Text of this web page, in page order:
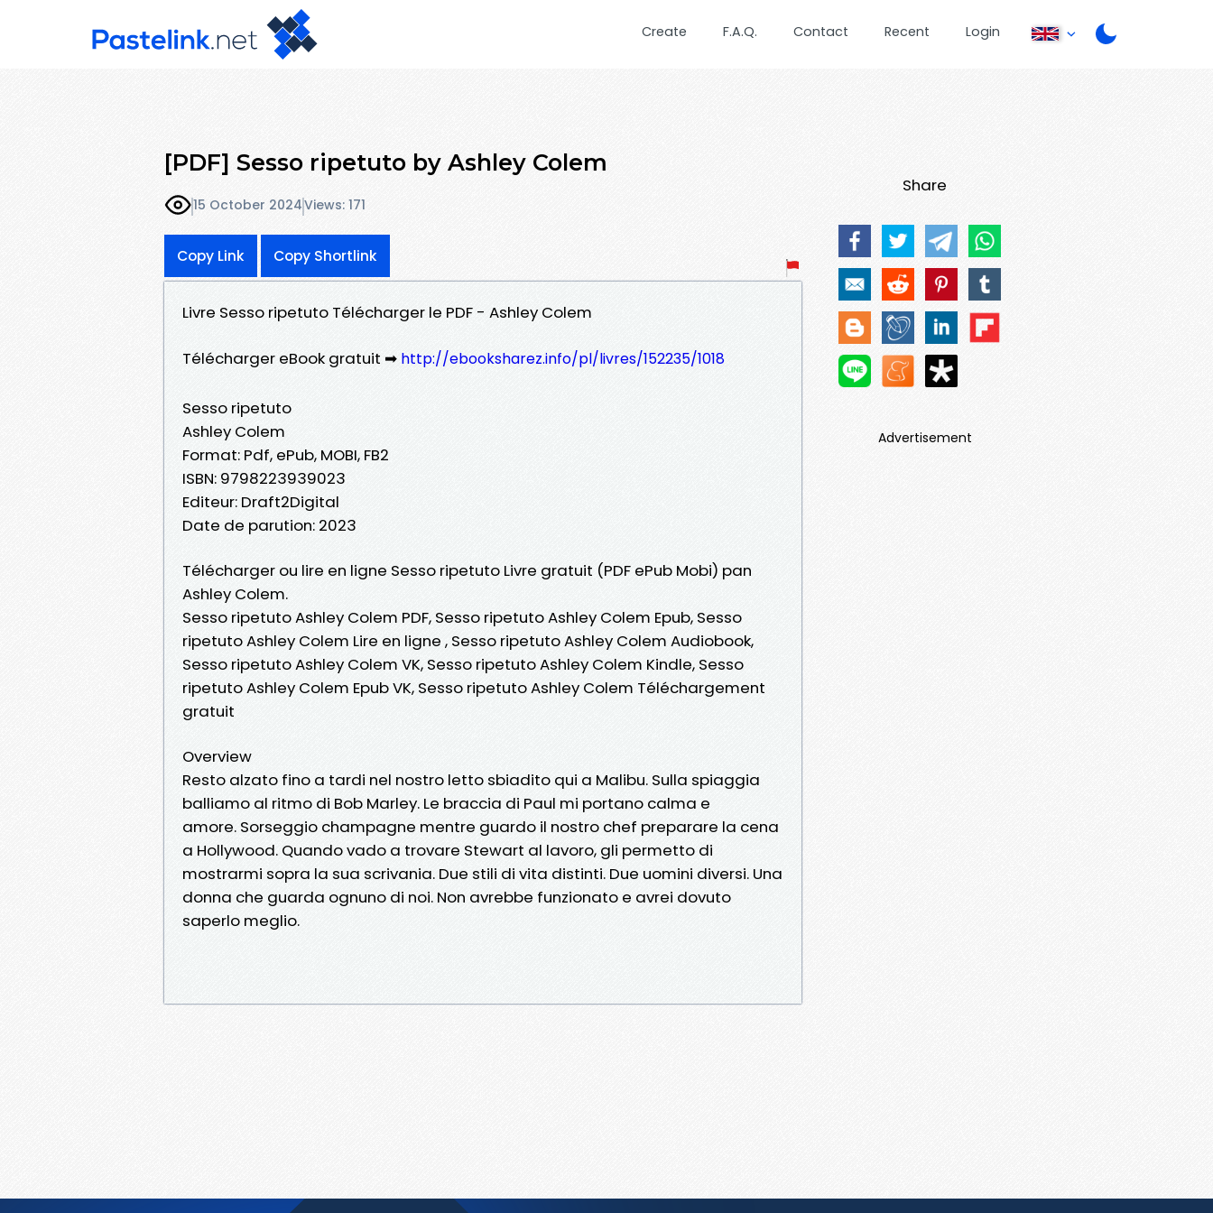
Create F.A.Q. Contact Recent Login
[PDF] Sesso ripetuto by Ashley Colem
15 October 2024Views: 171
Copy Link Copy Shortlink
Livre Sesso ripetuto Télécharger le PDF - Ashley Colem
Télécharger eBook gratuit ➡ http://ebooksharez.info/pl/livres/152235/1018
Sesso ripetuto
Ashley Colem
Format: Pdf, ePub, MOBI, FB2
ISBN: 9798223939023
Editeur: Draft2Digital
Date de parution: 2023
Télécharger ou lire en ligne Sesso ripetuto Livre gratuit (PDF ePub Mobi) pan
Ashley Colem.
Sesso ripetuto Ashley Colem PDF, Sesso ripetuto Ashley Colem Epub, Sesso
ripetuto Ashley Colem Lire en ligne , Sesso ripetuto Ashley Colem Audiobook,
Sesso ripetuto Ashley Colem VK, Sesso ripetuto Ashley Colem Kindle, Sesso
ripetuto Ashley Colem Epub VK, Sesso ripetuto Ashley Colem Téléchargement
gratuit
Overview
Resto alzato fino a tardi nel nostro letto sbiadito qui a Malibu. Sulla spiaggia
balliamo al ritmo di Bob Marley. Le braccia di Paul mi portano calma e
amore. Sorseggio champagne mentre guardo il nostro chef preparare la cena
a Hollywood. Quando vado a trovare Stewart al lavoro, gli permetto di
mostrarmi sopra la sua scrivania. Due stili di vita distinti. Due uomini diversi. Una
donna che guarda ognuno di noi. Non avrebbe funzionato e avrei dovuto
saperlo meglio.
Share
Advertisement